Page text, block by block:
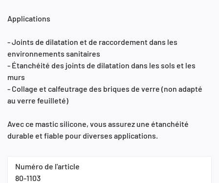
Applications
- Joints de dilatation et de raccordement dans les
environnements sanitaires
- Étanchéité des joints de dilatation dans les sols et les
murs
- Collage et calfeutrage des briques de verre (non adapté
au verre feuilleté)
Avec ce mastic silicone, vous assurez une étanchéité
durable et fiable pour diverses applications.
Numéro de l'article
80-1103